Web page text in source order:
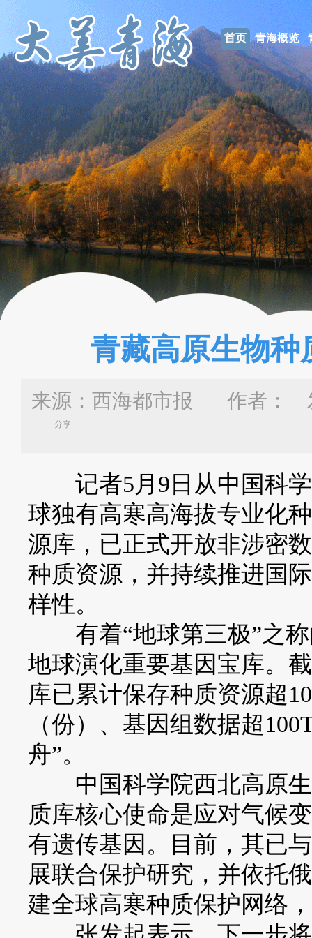
首页 青海概览
青藏高原生物种
来源：西海都市报 作者：
分享
记者5月9日从中国科学
球独有高寒高海拔专业化
源库，已正式开放非涉密
种质资源，并持续推进国
样性。
有着“地球第三极”之称
地球演化重要基因宝库。
库已累计保存种质资源超
（份）、基因组数据超
舟”。
中国科学院西北高原生
质库核心使命是应对气候
有遗传基因。目前，其已
展联合保护研究，并依托
建全球高寒种质保护网络